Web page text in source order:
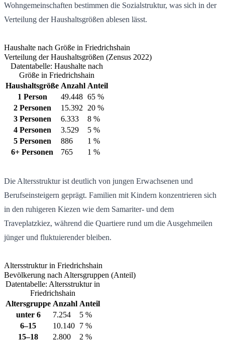
Wohngemeinschaften bestimmen die Sozialstruktur, was sich in der
Verteilung der Haushaltsgrößen ablesen lässt.
Haushalte nach Größe in Friedrichshain
Verteilung der Haushaltsgrößen (Zensus 2022)
Datentabelle: Haushalte nach
Größe in Friedrichshain
Haushaltsgröße Anzahl Anteil
1 Person
49.448 65 %
2 Personen
15.392
20 %
3 Personen
6.333
8 %
4 Personen
3.529
5 %
5 Personen
886
1 %
6+ Personen
765 1 %
Die Altersstruktur ist deutlich von jungen Erwachsenen und
Berufseinsteigern geprägt. Familien mit Kindern konzentrieren sich
in den ruhigeren Kiezen wie dem Samariter- und dem
Traveplatzkiez, während die Quartiere rund um die Ausgehmeilen
jünger und fluktuierender bleiben.
Altersstruktur in Friedrichshain
Bevölkerung nach Altersgruppen (Anteil)
Datentabelle: Altersstruktur in
Friedrichshain
Altersgruppe Anzahl Anteil
unter 6
7.254
5 %
6–15
10.140 7 %
15–18
2.800
2 %